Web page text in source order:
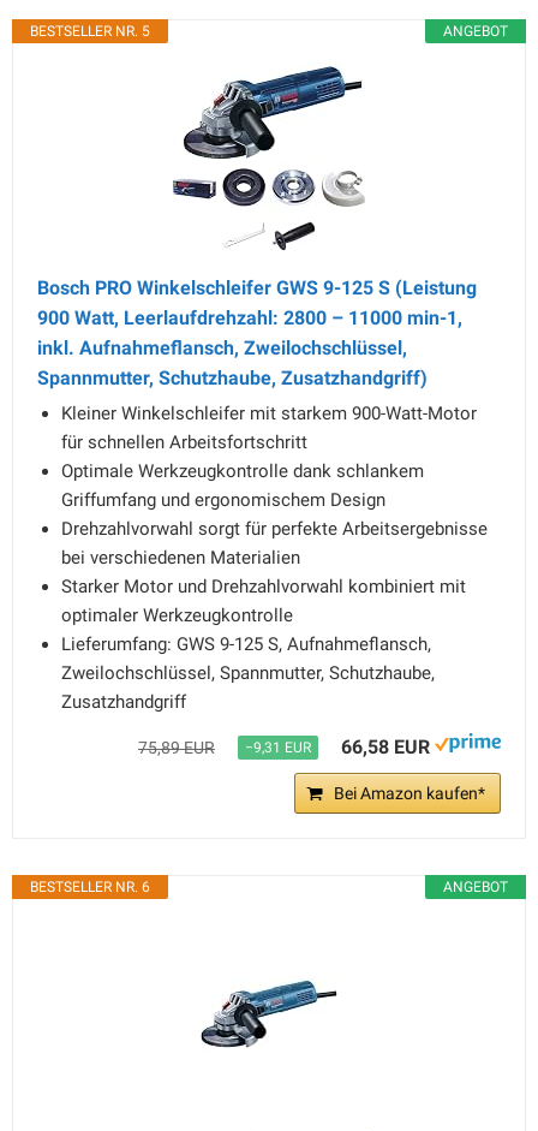
ANGEBOT
BESTSELLER NR. 5
Bosch PRO Winkelschleifer GWS 9-125 S (Leistung
900 Watt, Leerlaufdrehzahl: 2800 – 11000 min-1,
inkl. Aufnahmeflansch, Zweilochschlüssel,
Spannmutter, Schutzhaube, Zusatzhandgriff)
Kleiner Winkelschleifer mit starkem 900-Watt-Motor
für schnellen Arbeitsfortschritt
Optimale Werkzeugkontrolle dank schlankem
Griffumfang und ergonomischem Design
Drehzahlvorwahl sorgt für perfekte Arbeitsergebnisse
bei verschiedenen Materialien
Starker Motor und Drehzahlvorwahl kombiniert mit
optimaler Werkzeugkontrolle
Lieferumfang: GWS 9-125 S, Aufnahmeflansch,
Zweilochschlüssel, Spannmutter, Schutzhaube,
Zusatzhandgriff
75,89 EUR −9,31 EUR 66,58 EUR
Bei Amazon kaufen*
ANGEBOT
BESTSELLER NR. 6